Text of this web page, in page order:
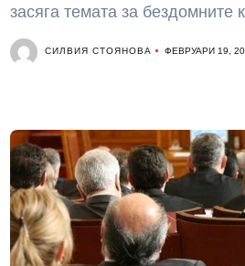
засяга темата за бездомните
СИЛВИЯ СТОЯНОВА ФЕВРУАРИ 19,